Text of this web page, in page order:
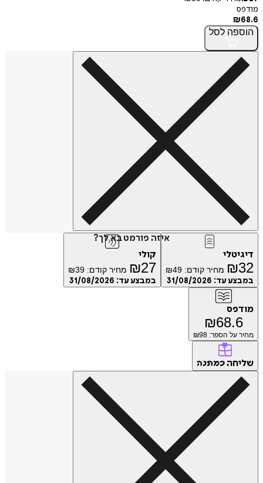
מודפס
₪68.6
הוספה לסל
איזה פורמט בא לך?
דיגיטלי
₪32 מחיר קודם: ₪49
במבצע עד: 31/08/2026
קולי
₪27 מחיר קודם: ₪39
במבצע עד: 31/08/2026
מודפס
₪68.6
מחיר על הספר: ₪ 98
שליחה כמתנה